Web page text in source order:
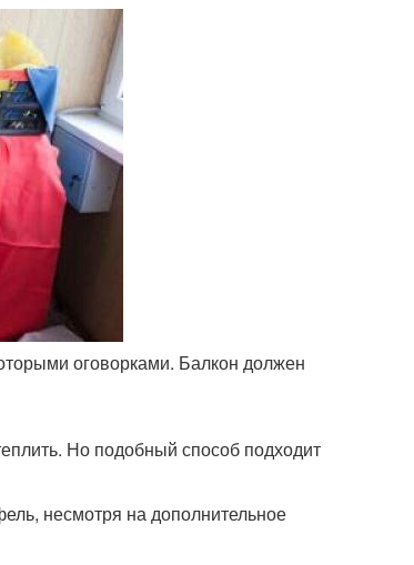
оговорками. Балкон должен
Но подобный способ подходит
несмотря на дополнительное